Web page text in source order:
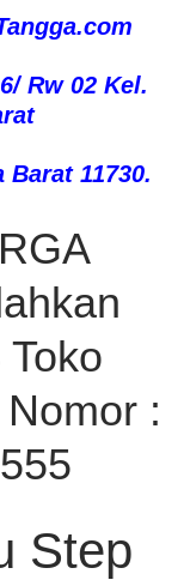
Rw 02 Kel.
11730.
:
Step